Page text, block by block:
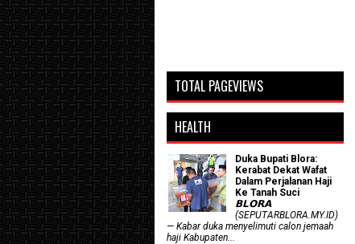
TOTAL PAGEVIEWS
HEALTH
Duka Bupati Blora:
Kerabat Dekat Wafat
Dalam Perjalanan Haji
Ke Tanah Suci
𝗕𝗟𝗢𝗥𝗔
(SEPUTARBLORA.MY.ID)
— Kabar duka menyelimuti calon jemaah
haji Kabupaten...